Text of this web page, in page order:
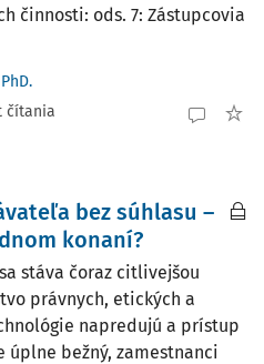
činnosti: ods. 7: Zástupcovia
čítania
bez súhlasu –
konaní?
stáva čoraz citlivejšou
právnych, etických a
napredujú a prístup
bežný, zamestnanci